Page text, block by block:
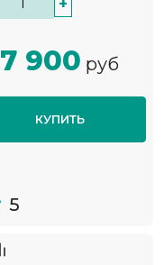
+
7 900 руб
КУПИТЬ
5